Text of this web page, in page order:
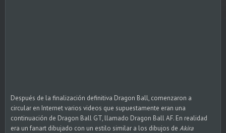
Después de la finalización definitiva Dragon Ball, comenzaron a
circular en Internet varios videos que supuestamente eran una
continuación de Dragon Ball GT, llamado Dragon Ball AF. En realidad
era un fanart dibujado con un estilo similar a los dibujos de Akira